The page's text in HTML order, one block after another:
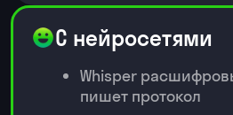
Книга с промптами и гайд
по внедрению ИИ в работу команды